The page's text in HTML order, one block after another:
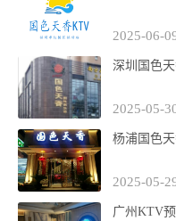
2025-06-
深圳国色
2025-05-
杨浦国色
2025-05-
广州KTV